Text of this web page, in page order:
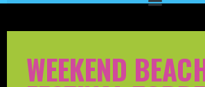
WEEKEND